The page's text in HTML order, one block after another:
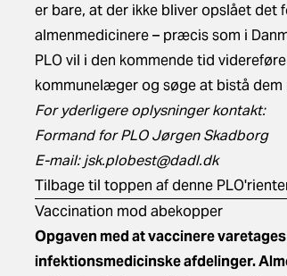
er bare, at der ikke bliver opslået
almenmedicinere – præcis som i
PLO vil i den kommende tid
kommunelæger og søge at bistå
For yderligere oplysninger kontakt:
Formand for PLO Jørgen Skadborg
E-mail:jsk.plobest@dadl.dk
Tilbage til toppen af denne
Vaccination mod abekopper
Opgaven med at vaccinere
infektionsmedicinske afdelinger.